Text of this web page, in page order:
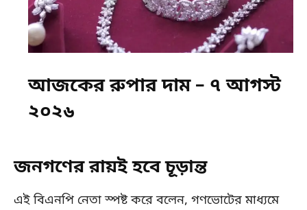
আজকের রুপার দাম – ৭ আগস্ট
২০২৬
জনগণের রায়ই হবে চূড়ান্ত
এই বিএনপি নেতা স্পষ্ট করে বলেন, গণভোটের মাধ্যমে